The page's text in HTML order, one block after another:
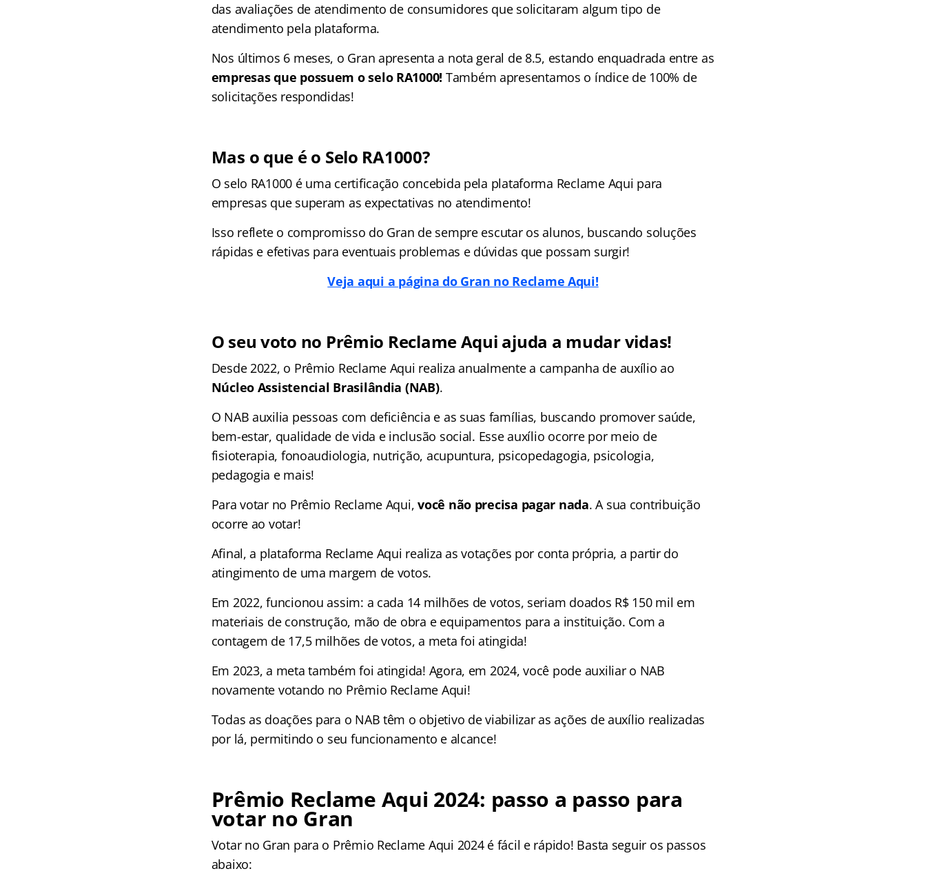
das avaliações de atendimento de consumidores que solicitaram algum tipo de
atendimento pela plataforma.
Nos últimos 6 meses, o Gran apresenta a nota geral de 8.5, estando enquadrada entre as
empresas que possuem o selo RA1000! Também apresentamos o índice de 100% de
solicitações respondidas!
Mas o que é o Selo RA1000?
O selo RA1000 é uma certificação concebida pela plataforma Reclame Aqui para
empresas que superam as expectativas no atendimento!
Isso reflete o compromisso do Gran de sempre escutar os alunos, buscando soluções
rápidas e efetivas para eventuais problemas e dúvidas que possam surgir!
Veja aqui a página do Gran no Reclame Aqui!
O seu voto no Prêmio Reclame Aqui ajuda a mudar vidas!
Desde 2022, o Prêmio Reclame Aqui realiza anualmente a campanha de auxílio ao
Núcleo Assistencial Brasilândia (NAB).
O NAB auxilia pessoas com deficiência e as suas famílias, buscando promover saúde,
bem-estar, qualidade de vida e inclusão social. Esse auxílio ocorre por meio de
fisioterapia, fonoaudiologia, nutrição, acupuntura, psicopedagogia, psicologia,
pedagogia e mais!
Para votar no Prêmio Reclame Aqui,você não precisa pagar nada. A sua contribuição
ocorre ao votar!
Afinal, a plataforma Reclame Aqui realiza as votações por conta própria, a partir do
atingimento de uma margem de votos.
Em 2022, funcionou assim: a cada 14 milhões de votos, seriam doados R$ 150 mil em
materiais de construção, mão de obra e equipamentos para a instituição. Com a
contagem de 17,5 milhões de votos, a meta foi atingida!
Em 2023, a meta também foi atingida! Agora, em 2024, você pode auxiliar o NAB
novamente votando no Prêmio Reclame Aqui!
Todas as doações para o NAB têm o objetivo de viabilizar as ações de auxílio realizadas
por lá, permitindo o seu funcionamento e alcance!
Prêmio Reclame Aqui 2024: passo a passo para
votar no Gran
Votar no Gran para o Prêmio Reclame Aqui 2024 é fácil e rápido! Basta seguir os passos
abaixo: